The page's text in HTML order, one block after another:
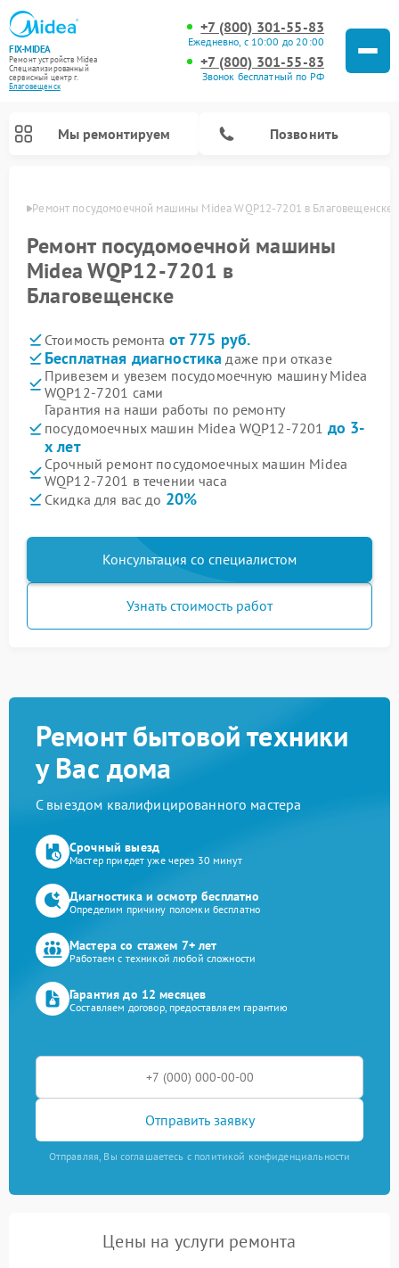
FIX-MIDEA
Ремонт устройств Midea
Специализированный
cервисный центр г.
Благовещенск
+7 (800) 301-55-83
Ежедневно, с 10:00 до 20:00
+7 (800) 301-55-83
Звонок бесплатный по РФ
Мы ремонтируем Позвонить
Ремонт посудомоечной машины Midea WQP12-7201 в Благовещенске
Ремонт посудомоечной машины
Midea WQP12-7201 в
Благовещенске
Стоимость ремонта от 775 руб.
Бесплатная диагностика даже при отказе
Привезем и увезем посудомоечную машину Midea
WQP12-7201 сами
Гарантия на наши работы по ремонту
посудомоечных машин Midea WQP12-7201 до 3-
х лет
Срочный ремонт посудомоечных машин Midea
WQP12-7201 в течении часа
Скидка для вас до 20%
Консультация со специалистом
Узнать стоимость работ
Ремонт бытовой техники
у Вас дома
С выездом квалифицированного мастера
Срочный выезд
Мастер приедет уже через 30 минут
Диагностика и осмотр бесплатно
Определим причину поломки бесплатно
Мастера со стажем 7+ лет
Работаем с техникой любой сложности
Гарантия до 12 месяцев
Составляем договор, предоставляем гарантию
Отправить заявку
Отправляя, Вы соглашаетесь с политикой конфиденциальности
Цены на услуги ремонта